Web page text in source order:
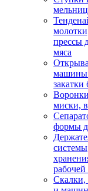
прессы
мяса
машины
закатки
миски,
формы
системы
Скалки,